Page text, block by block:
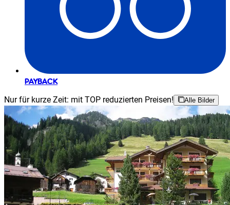
PAYBACK
Nur für kurze Zeit: mit TOP reduzierten Preisen! Alle Bilder